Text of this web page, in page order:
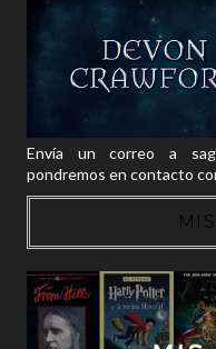
Envía un correo a
pondremos en contacto